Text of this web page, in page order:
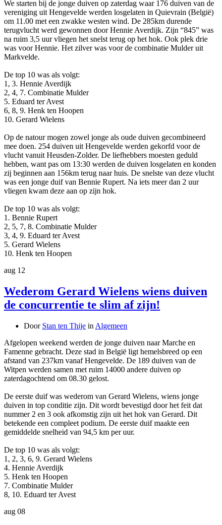
We starten bij de jonge duiven op zaterdag waar 176 duiven van de
vereniging uit Hengevelde werden losgelaten in Quievrain (België)
om 11.00 met een zwakke westen wind. De 285km durende
terugvlucht werd gewonnen door Hennie Averdijk. Zijn “845” was
na ruim 3,5 uur vliegen het snelst terug op het hok. Ook plek drie
was voor Hennie. Het zilver was voor de combinatie Mulder uit
Markvelde.
De top 10 was als volgt:
1, 3. Hennie Averdijk
2, 4, 7. Combinatie Mulder
5. Eduard ter Avest
6, 8, 9. Henk ten Hoopen
10. Gerard Wielens
Op de natour mogen zowel jonge als oude duiven gecombineerd
mee doen. 254 duiven uit Hengevelde werden gekorfd voor de
vlucht vanuit Heusden-Zolder. De liefhebbers moesten geduld
hebben, want pas om 13:30 werden de duiven losgelaten en konden
zij beginnen aan 156km terug naar huis. De snelste van deze vlucht
was een jonge duif van Bennie Rupert. Na iets meer dan 2 uur
vliegen kwam deze aan op zijn hok.
De top 10 was als volgt:
1. Bennie Rupert
2, 5, 7, 8. Combinatie Mulder
3, 4, 9. Eduard ter Avest
5. Gerard Wielens
10. Henk ten Hoopen
aug 12
Wederom Gerard Wielens wiens duiven
de concurrentie te slim af zijn!
Door Stan ten Thije in Algemeen
Afgelopen weekend werden de jonge duiven naar Marche en
Famenne gebracht. Deze stad in België ligt hemelsbreed op een
afstand van 237km vanaf Hengevelde. De 189 duiven van de
Witpen werden samen met ruim 14000 andere duiven op
zaterdagochtend om 08.30 gelost.
De eerste duif was wederom van Gerard Wielens, wiens jonge
duiven in top conditie zijn. Dit wordt bevestigd door het feit dat
nummer 2 en 3 ook afkomstig zijn uit het hok van Gerard. Dit
betekende een compleet podium. De eerste duif maakte een
gemiddelde snelheid van 94,5 km per uur.
De top 10 was als volgt:
1, 2, 3, 6, 9. Gerard Wielens
4. Hennie Averdijk
5. Henk ten Hoopen
7. Combinatie Mulder
8, 10. Eduard ter Avest
aug 08